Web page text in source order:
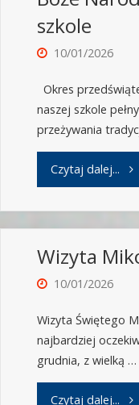
szkole
10/01/2026
Okres
naszej szkole
przeżywania
Czytaj dalej...
Wizyta
10/01/2026
Wizyta Świętego
najbardziej
grudnia, z wielką …
Czytaj dalej...